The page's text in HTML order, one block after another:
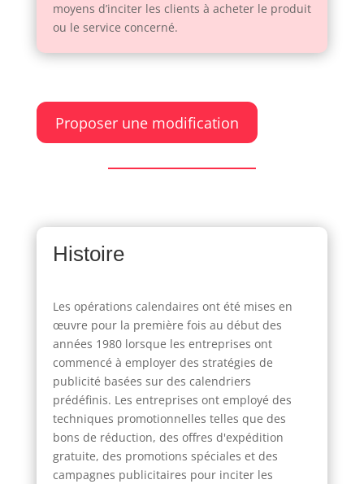
moyens d’inciter les clients à acheter le produit
ou le service concerné.
Proposer une modification
Histoire
Les opérations calendaires ont été mises en
œuvre pour la première fois au début des
années 1980 lorsque les entreprises ont
commencé à employer des stratégies de
publicité basées sur des calendriers
prédéfinis. Les entreprises ont employé des
techniques promotionnelles telles que des
bons de réduction, des offres d'expédition
gratuite, des promotions spéciales et des
campagnes publicitaires pour inciter les